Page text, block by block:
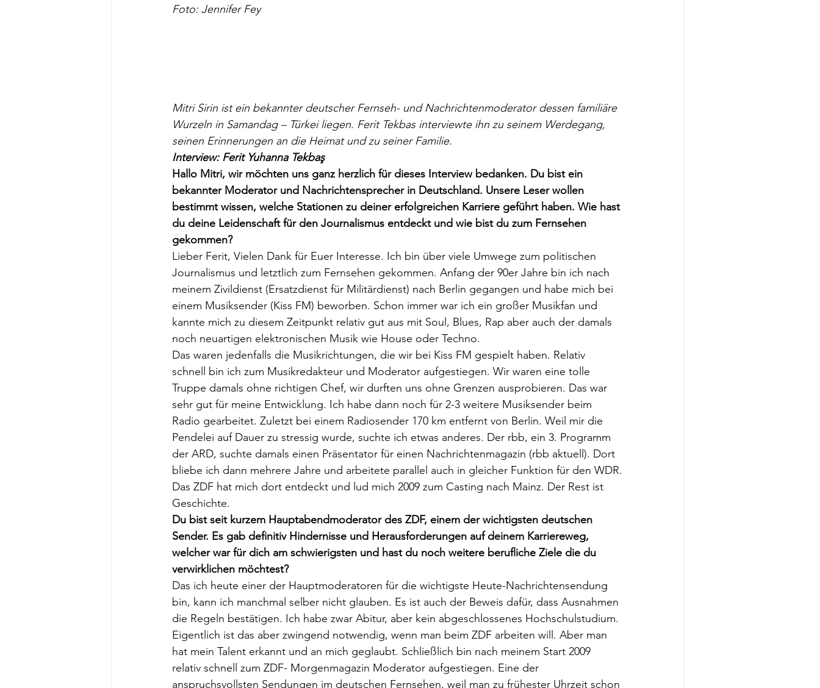
Foto: Jennifer Fey
Mitri Sirin ist ein bekannter deutscher Fernseh- und Nachrichtenmoderator dessen familiäre
Wurzeln in Samandag – Türkei liegen. Ferit Tekbas interviewte ihn zu seinem Werdegang,
seinen Erinnerungen an die Heimat und zu seiner Familie.
Interview: Ferit Yuhanna Tekbaş
Hallo Mitri, wir möchten uns ganz herzlich für dieses Interview bedanken. Du bist ein
bekannter Moderator und Nachrichtensprecher in Deutschland. Unsere Leser wollen
bestimmt wissen, welche Stationen zu deiner erfolgreichen Karriere geführt haben. Wie hast
du deine Leidenschaft für den Journalismus entdeckt und wie bist du zum Fernsehen
gekommen?
Lieber Ferit, Vielen Dank für Euer Interesse. Ich bin über viele Umwege zum politischen
Journalismus und letztlich zum Fernsehen gekommen. Anfang der 90er Jahre bin ich nach
meinem Zivildienst (Ersatzdienst für Militärdienst) nach Berlin gegangen und habe mich bei
einem Musiksender (Kiss FM) beworben. Schon immer war ich ein großer Musikfan und
kannte mich zu diesem Zeitpunkt relativ gut aus mit Soul, Blues, Rap aber auch der damals
noch neuartigen elektronischen Musik wie House oder Techno.
Das waren jedenfalls die Musikrichtungen, die wir bei Kiss FM gespielt haben. Relativ
schnell bin ich zum Musikredakteur und Moderator aufgestiegen. Wir waren eine tolle
Truppe damals ohne richtigen Chef, wir durften uns ohne Grenzen ausprobieren. Das war
sehr gut für meine Entwicklung. Ich habe dann noch für 2-3 weitere Musiksender beim
Radio gearbeitet. Zuletzt bei einem Radiosender 170 km entfernt von Berlin. Weil mir die
Pendelei auf Dauer zu stressig wurde, suchte ich etwas anderes. Der rbb, ein 3. Programm
der ARD, suchte damals einen Präsentator für einen Nachrichtenmagazin (rbb aktuell). Dort
bliebe ich dann mehrere Jahre und arbeitete parallel auch in gleicher Funktion für den WDR.
Das ZDF hat mich dort entdeckt und lud mich 2009 zum Casting nach Mainz. Der Rest ist
Geschichte.
Du bist seit kurzem Hauptabendmoderator des ZDF, einem der wichtigsten deutschen
Sender. Es gab definitiv Hindernisse und Herausforderungen auf deinem Karriereweg,
welcher war für dich am schwierigsten und hast du noch weitere berufliche Ziele die du
verwirklichen möchtest?
Das ich heute einer der Hauptmoderatoren für die wichtigste Heute-Nachrichtensendung
bin, kann ich manchmal selber nicht glauben. Es ist auch der Beweis dafür, dass Ausnahmen
die Regeln bestätigen. Ich habe zwar Abitur, aber kein abgeschlossenes Hochschulstudium.
Eigentlich ist das aber zwingend notwendig, wenn man beim ZDF arbeiten will. Aber man
hat mein Talent erkannt und an mich geglaubt. Schließlich bin nach meinem Start 2009
relativ schnell zum ZDF- Morgenmagazin Moderator aufgestiegen. Eine der
anspruchsvollsten Sendungen im deutschen Fernsehen, weil man zu frühester Uhrzeit schon